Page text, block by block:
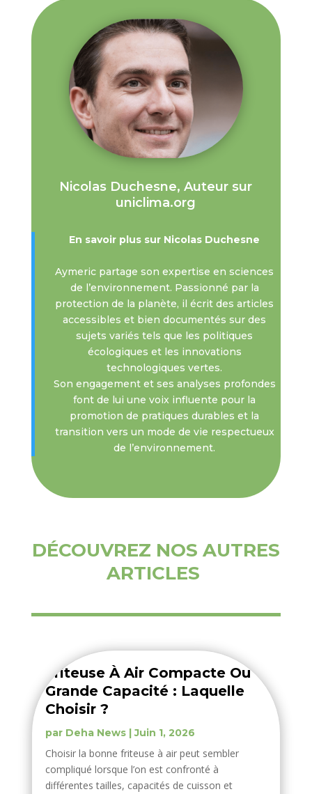
Nicolas Duchesne, Auteur sur
uniclima.org
En savoir plus sur Nicolas Duchesne
Aymeric partage son expertise en sciences
de l’environnement. Passionné par la
protection de la planète, il écrit des articles
accessibles et bien documentés sur des
sujets variés tels que les politiques
écologiques et les innovations
technologiques vertes.
Son engagement et ses analyses profondes
font de lui une voix influente pour la
promotion de pratiques durables et la
transition vers un mode de vie respectueux
de l’environnement.
DÉCOUVREZ NOS AUTRES
ARTICLES
Friteuse À Air Compacte Ou
Grande Capacité : Laquelle
Choisir ?
par Deha News|Juin 1, 2026
Choisir la bonne friteuse à air peut sembler
compliqué lorsque l’on est confronté à
différentes tailles, capacités de cuisson et